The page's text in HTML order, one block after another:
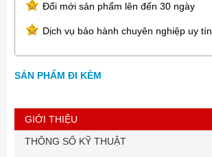
Đổi mới sản phẩm lên đến 30 ngày
Dịch vụ bảo hành chuyên nghiệp uy tín
SẢN PHẨM ĐI KÈM
GIỚI THIỆU
THÔNG SỐ KỸ THUẬT